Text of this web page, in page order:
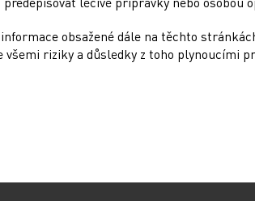
Podle současného poznání není
z nosu a tonzil), protože výsledek
U dětí je ve více než 95 %
malých dětí je téměř vždy
je nutné zvážit další
obsažené dále na těchto
všemi riziky a důsledky z toho plynoucími